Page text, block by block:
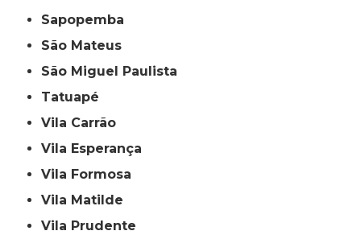
Sapopemba
São Mateus
São Miguel Paulista
Tatuapé
Vila Carrão
Vila Esperança
Vila Formosa
Vila Matilde
Vila Prudente